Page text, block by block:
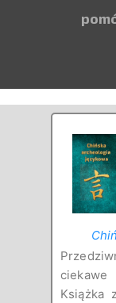
ciekawe
Książka